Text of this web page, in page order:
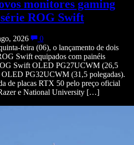
monitores gaming
ROG Swift
2026
0
feira (06), o lançamento de dois
Swift equipados com painéis
Swift OLED PG27UCWM (26,5
PG32UCWM (31,5 polegadas).
de placas RTX 50 pelo preço oficial
e National University […]